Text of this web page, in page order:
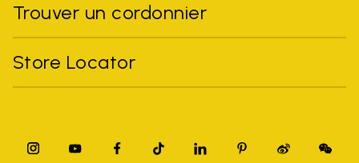
Trouver un cordonnier
Store Locator